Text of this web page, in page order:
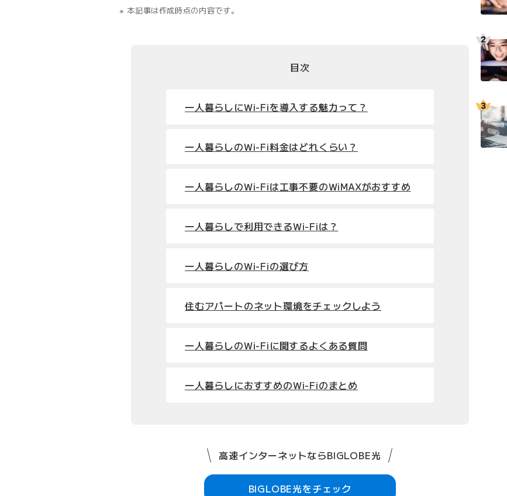
本記事は作成時点の内容です。
目次
一人暮らしにWi-Fiを導入する魅力って？
一人暮らしのWi-Fi料金はどれくらい？
一人暮らしのWi-Fiは工事不要のWiMAXがおすすめ
一人暮らしで利用できるWi-Fiは？
一人暮らしのWi-Fiの選び方
住むアパートのネット環境をチェックしよう
一人暮らしのWi-Fiに関するよくある質問
一人暮らしにおすすめのWi-Fiのまとめ
高速インターネットならBIGLOBE光
BIGLOBE光をチェック